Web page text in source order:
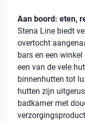
Aan boord: eten,
Stena Line biedt
overtocht
bars en een
een van de vele
binnenhutten tot
hutten zijn
badkamer met